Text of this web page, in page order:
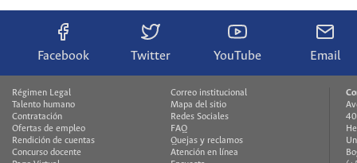
Facebook Twitter YouTube Email
Régimen Legal
Talento humano
Contratación
Ofertas de empleo
Rendición de cuentas
Concurso docente
Correo institucional
Mapa del sitio
Redes Sociales
FAQ
Quejas y reclamos
Atención en línea